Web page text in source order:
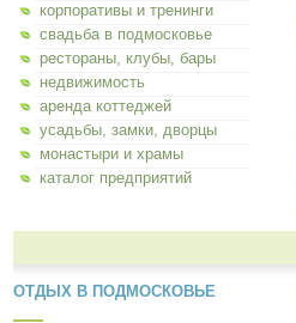
корпоративы и тренинги
свадьба в подмосковье
рестораны, клубы, бары
недвижимость
аренда коттеджей
усадьбы, замки, дворцы
монастыри и храмы
каталог предприятий
ОТДЫХ В ПОДМОСКОВЬЕ